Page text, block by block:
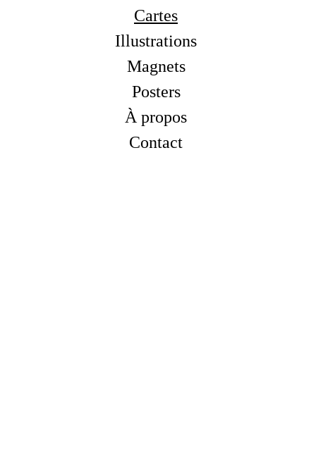
Cartes
Illustrations
Magnets
Posters
À propos
Contact